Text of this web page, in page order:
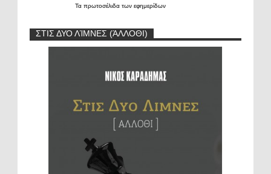
Τα πρωτοσέλιδα των εφημερίδων
ΣΤΙΣ ΔΥΟ ΛΊΜΝΕΣ (ΆΛΛΟΘΙ)